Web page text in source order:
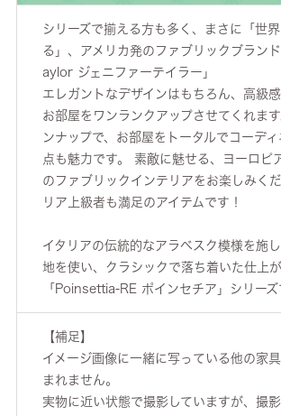
シリーズで揃える方も多く、まさに「世
る」、アメリカ発のファブリックブラン
aylor ジェニファーテイラー」
エレガントなデザインはもちろん、高級
お部屋をワンランクアップさせてくれま
ンナップで、お部屋をトータルでコーデ
点も魅力です。 素敵に魅せる、ヨーロピ
のファブリックインテリアをお楽しみく
リア上級者も満足のアイテムです！
イタリアの伝統的なアラベスク模様を施
地を使い、クラシックで落ち着いた仕上
「Poinsettia-RE ポインセチア」シリーズ
【補足】
イメージ画像に一緒に写っている他の家
まれません。
実物に近い状態で撮影していますが、撮